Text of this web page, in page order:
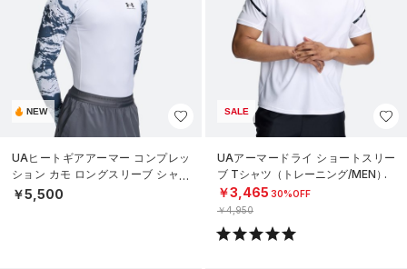
NEW
UAヒートギアアーマー コンプレッ
ション カモ ロングスリーブ シャツ
（トレーニング/MEN）
￥5,500
SALE
UAアーマードライ ショートスリー
ブ Tシャツ（トレーニング/MEN）
￥3,465 30%OFF
￥4,950